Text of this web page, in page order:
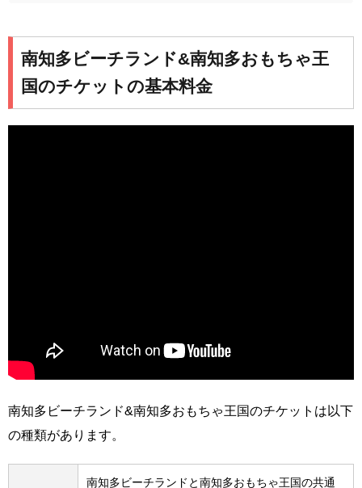
南知多ビーチランド&南知多おもちゃ王
国のチケットの基本料金
南知多ビーチランド&南知多おもちゃ王国のチケットは以下
の種類があります。
南知多ビーチランドと南知多おもちゃ王国の共通